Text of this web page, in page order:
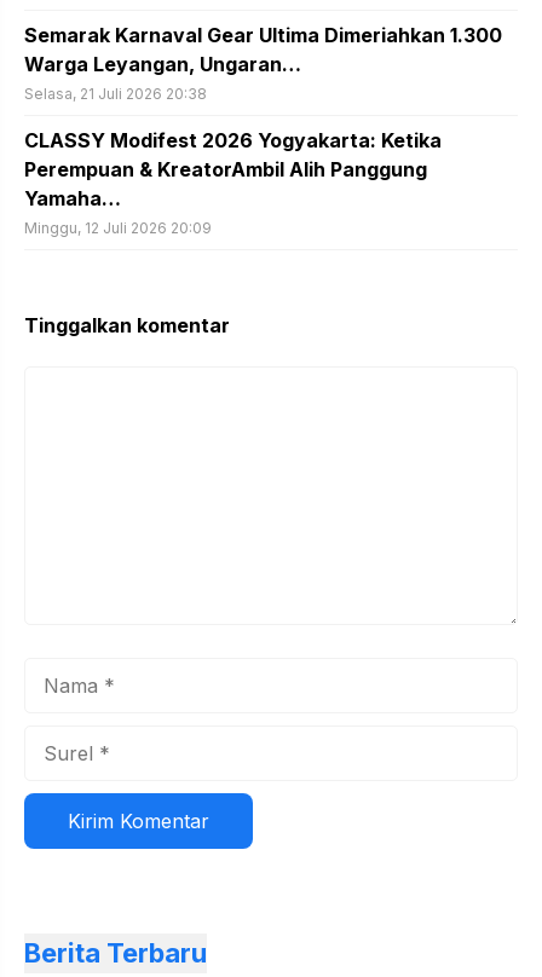
Semarak Karnaval Gear Ultima Dimeriahkan 1.300
Warga Leyangan, Ungaran…
Selasa, 21 Juli 2026 20:38
CLASSY Modifest 2026 Yogyakarta: Ketika
Perempuan & KreatorAmbil Alih Panggung
Yamaha…
Minggu, 12 Juli 2026 20:09
Tinggalkan komentar
Situs
web
Berita Terbaru